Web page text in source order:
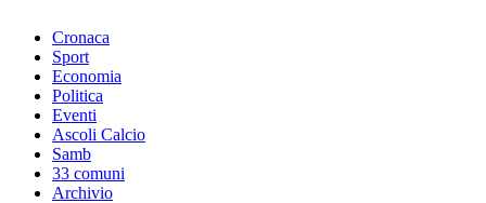
Cronaca
Sport
Economia
Politica
Eventi
Ascoli Calcio
Samb
33 comuni
Archivio